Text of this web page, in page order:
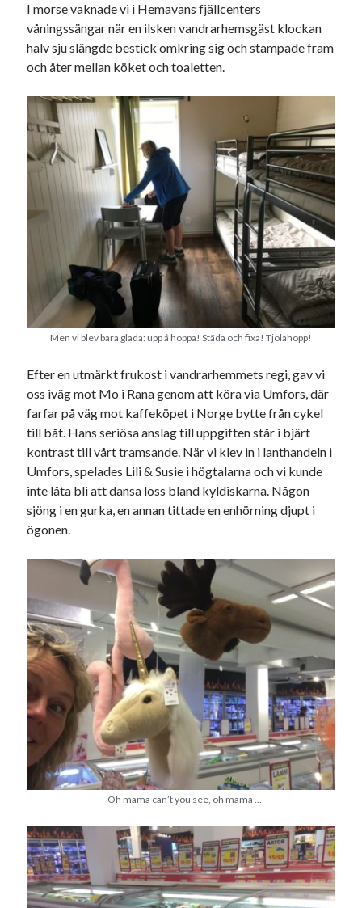
I morse vaknade vi i Hemavans fjällcenters
våningssängar när en ilsken vandrarhemsgäst klockan
halv sju slängde bestick omkring sig och stampade fram
och åter mellan köket och toaletten.
Men vi blev bara glada: upp å hoppa! Städa och fixa! Tjolahopp!
Efter en utmärkt frukost i vandrarhemmets regi, gav vi
oss iväg mot Mo i Rana genom att köra via Umfors, där
farfar på väg mot kaffeköpet i Norge bytte från cykel
till båt. Hans seriösa anslag till uppgiften står i bjärt
kontrast till vårt tramsande. När vi klev in i lanthandeln i
Umfors, spelades Lili & Susie i högtalarna och vi kunde
inte låta bli att dansa loss bland kyldiskarna. Någon
sjöng i en gurka, en annan tittade en enhörning djupt i
ögonen.
– Oh mama can’t you see, oh mama …